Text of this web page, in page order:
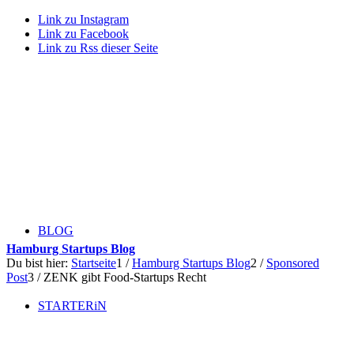
Link zu Instagram
Link zu Facebook
Link zu Rss dieser Seite
BLOG
STARTERiN
Hamburg Startups Blog
Du bist hier: Startseite1 / Hamburg Startups Blog2 / Sponsored
Post3 / ZENK gibt Food-Startups Recht